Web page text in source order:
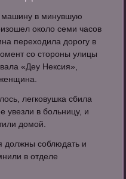
машину в минувшую
около семи часов
переходила дорогу в
со стороны улицы
«Деу Нексия»,
легковушка сбила
увезли в больницу, и
домой.
должны соблюдать и
в отделе